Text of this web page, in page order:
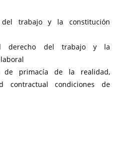
trabajo y la constitución
derecho del trabajo y la
de primacía de la realidad,
contractual condiciones de